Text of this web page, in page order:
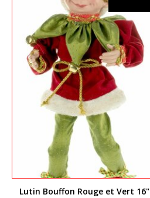
Lutin Bouffon Rouge et Vert 16"